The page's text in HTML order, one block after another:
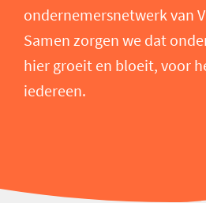
ondernemersnetwerk van
Samen zorgen we dat
hier groeit en bloeit, voor
iedereen.